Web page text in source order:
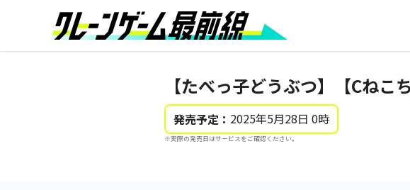
【たべっ子どうぶつ】【Cね
発売予定： 2025年5月28日 0時
※実際の発売日はサービスをご確認ください。